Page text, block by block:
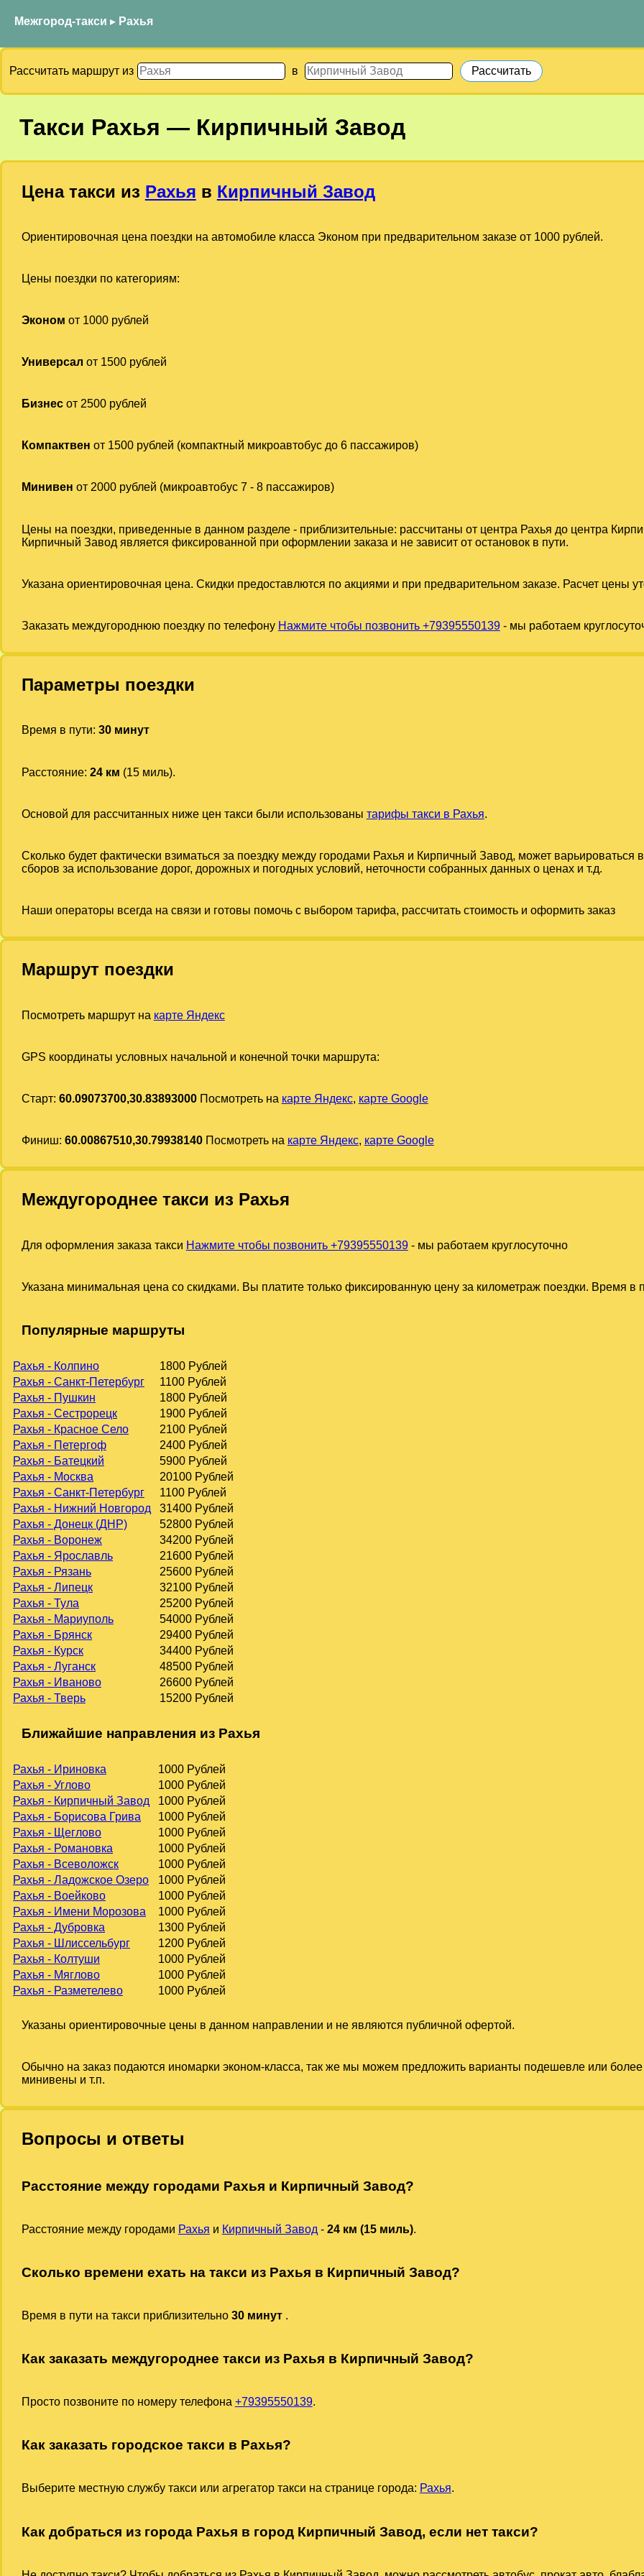
Межгород-такси ▸ Рахья
Рассчитать маршрут из в
Такси Рахья — Кирпичный Завод
Цена такси из Рахья в Кирпичный Завод
Ориентировочная цена поездки на автомобиле класса Эконом при предварительном заказе от 1000 рублей.
Цены поездки по категориям:
Эконом от 1000 рублей
Универсал от 1500 рублей
Бизнесот 2500 рублей
Компактвен от 1500 рублей (компактный микроавтобус до 6 пассажиров)
Минивен от 2000 рублей (микроавтобус 7 - 8 пассажиров)
Цены на поездки, приведенные в данном разделе - приблизительные: рассчитаны от центра Рахья до центра
Кирпичный Завод является фиксированной при оформлении заказа и не зависит от остановок в пути.
Указана ориентировочная цена. Скидки предоставлются по акциями и при предварительном заказе. Расчет цены
Заказать междугороднюю поездку по телефону Нажмите чтобы позвонить +79395550139- мы работаем
Параметры поездки
Время в пути: 30 минут
Расстояние: 24 км (15 миль).
Основой для рассчитанных ниже цен такси были использованы тарифы такси в Рахья.
Сколько будет фактически взиматься за поездку между городами Рахья и Кирпичный Завод, может варьироваться
сборов за использование дорог, дорожных и погодных условий, неточности собранных данных о ценах и т.д.
Наши операторы всегда на связи и готовы помочь с выбором тарифа, рассчитать стоимость и оформить заказ
Маршрут поездки
Посмотреть маршрут на карте Яндекс
GPS координаты условных начальной и конечной точки маршрута:
Старт: 60.09073700,30.83893000Посмотреть на карте Яндекс, карте Google
Финиш: 60.00867510,30.79938140Посмотреть на карте Яндекс, карте Google
Междугороднее такси из Рахья
Для оформления заказа такси Нажмите чтобы позвонить +79395550139- мы работаем круглосуточно
Указана минимальная цена со скидками. Вы платите только фиксированную цену за километраж поездки. Время в
Популярные маршруты
Рахья - Колпино
1800 Рублей
Рахья - Санкт-Петербург
1100 Рублей
Рахья - Пушкин
1800 Рублей
Рахья - Сестрорецк
1900 Рублей
Рахья - Красное Село
2100 Рублей
Рахья - Петергоф
2400 Рублей
Рахья - Батецкий
5900 Рублей
Рахья - Москва
20100 Рублей
Рахья - Санкт-Петербург
1100 Рублей
Рахья - Нижний Новгород
31400 Рублей
Рахья - Донецк (ДНР)
52800 Рублей
Рахья - Воронеж
34200 Рублей
Рахья - Ярославль
21600 Рублей
Рахья - Рязань
25600 Рублей
Рахья - Липецк
32100 Рублей
Рахья - Тула
25200 Рублей
Рахья - Мариуполь
54000 Рублей
Рахья - Брянск
29400 Рублей
Рахья - Курск
34400 Рублей
Рахья - Луганск
48500 Рублей
Рахья - Иваново
26600 Рублей
Рахья - Тверь
15200 Рублей
Ближайшие направления из Рахья
Рахья - Ириновка
1000 Рублей
Рахья - Углово
1000 Рублей
Рахья - Кирпичный Завод
1000 Рублей
Рахья - Борисова Грива
1000 Рублей
Рахья - Щеглово
1000 Рублей
Рахья - Романовка
1000 Рублей
Рахья - Всеволожск
1000 Рублей
Рахья - Ладожское Озеро
1000 Рублей
Рахья - Воейково
1000 Рублей
Рахья - Имени Морозова
1000 Рублей
Рахья - Дубровка
1300 Рублей
Рахья - Шлиссельбург
1200 Рублей
Рахья - Колтуши
1000 Рублей
Рахья - Мяглово
1000 Рублей
Рахья - Разметелево
1000 Рублей
Указаны ориентировочные цены в данном направлении и не являются публичной офертой.
Обычно на заказ подаются иномарки эконом-класса, так же мы можем предложить варианты подешевле или
минивены и т.п.
Вопросы и ответы
Расстояние между городами Рахья и Кирпичный Завод?
Расстояние между городами Рахья и Кирпичный Завод - 24 км (15 миль).
Сколько времени ехать на такси из Рахья в Кирпичный Завод?
Время в пути на такси приблизительно 30 минут .
Как заказать междугороднее такси из Рахья в Кирпичный Завод?
Просто позвоните по номеру телефона +79395550139.
Как заказать городское такси в Рахья?
Выберите местную службу такси или агрегатор такси на странице города: Рахья.
Как добраться из города Рахья в город Кирпичный Завод, если нет такси?